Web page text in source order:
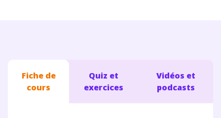
Fiche de
cours
Quiz et
exercices
Vidéos et
podcasts